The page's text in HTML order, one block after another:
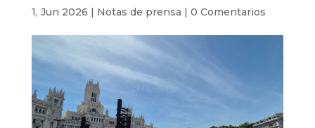
1, Jun 2026 | Notas de prensa | 0 Comentarios